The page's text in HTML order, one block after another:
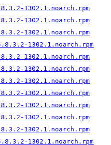
1302.1.noarch.rpm
1302.1.noarch.rpm
1302.1.noarch.rpm
1302.1.noarch.rpm
1302.1.noarch.rpm
1302.1.noarch.rpm
1302.1.noarch.rpm
1302.1.noarch.rpm
1302.1.noarch.rpm
1302.1.noarch.rpm
1302.1.noarch.rpm
1302.1.noarch.rpm